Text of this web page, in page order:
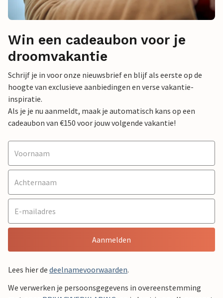
Win een cadeaubon voor je
droomvakantie
Schrijf je in voor onze nieuwsbrief en blijf als eerste op de
hoogte van exclusieve aanbiedingen en verse vakantie-
inspiratie.
Als je je nu aanmeldt, maak je automatisch kans op een
cadeaubon van €150 voor jouw volgende vakantie!
Aanmelden
Lees hier de deelnamevoorwaarden.
We verwerken je persoonsgegevens in overeenstemming